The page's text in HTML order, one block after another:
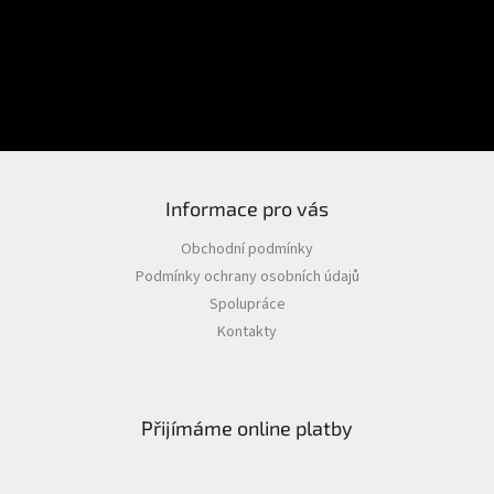
Informace pro vás
Obchodní podmínky
Podmínky ochrany osobních údajů
Spolupráce
Kontakty
Přijímáme online platby